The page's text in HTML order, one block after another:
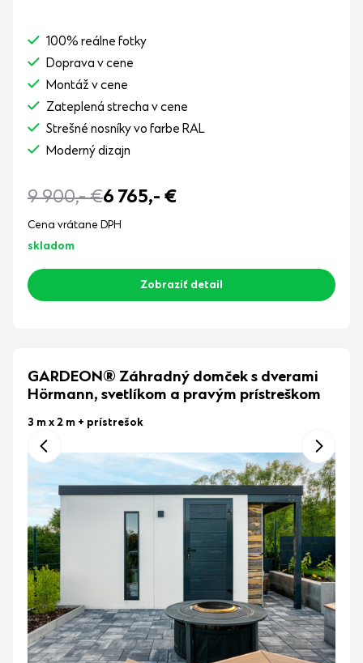
100% reálne fotky
Doprava v cene
Montáž v cene
Zateplená strecha v cene
Strešné nosníky vo farbe RAL
Moderný dizajn
9 900,-€6 765,- €
Cena vrátane DPH
skladom
Zobraziť detail
GARDEON® Záhradný domček s dverami
Hörmann, svetlíkom a pravým prístreškom
3 m x 2 m + prístrešok